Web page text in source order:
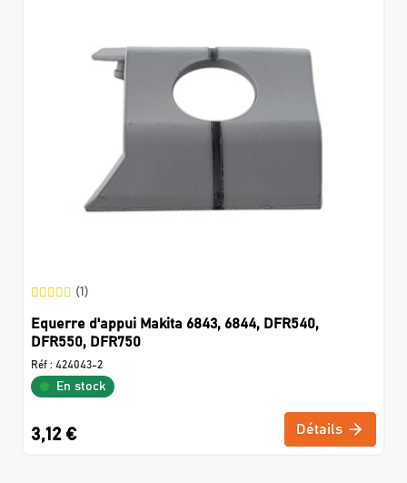
(1)
Equerre d'appui Makita 6843, 6844, DFR540,
DFR550, DFR750
Réf : 424043-2
En stock
3,12 € Détails